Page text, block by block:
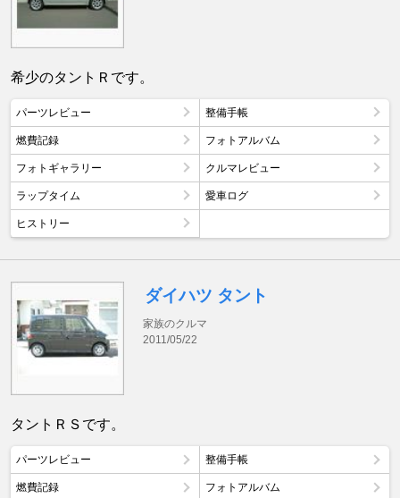
希少のタントＲです。
パーツレビュー 整備手帳
燃費記録 フォトアルバム
フォトギャラリー クルマレビュー
ラップタイム 愛車ログ
ヒストリー
ダイハツ タント
家族のクルマ
2011/05/22
タントＲＳです。
パーツレビュー 整備手帳
燃費記録 フォトアルバム